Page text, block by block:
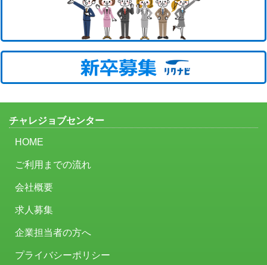
チャレジョブセンター
HOME
ご利用までの流れ
会社概要
求人募集
企業担当者の方へ
プライバシーポリシー